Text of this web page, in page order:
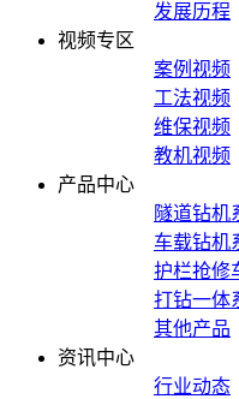
发展历程
视频专区
案例视频
工法视频
维保视频
教机视频
产品中心
隧道钻机
车载钻机
护栏抢修
打钻一体
其他产品
资讯中心
行业动态